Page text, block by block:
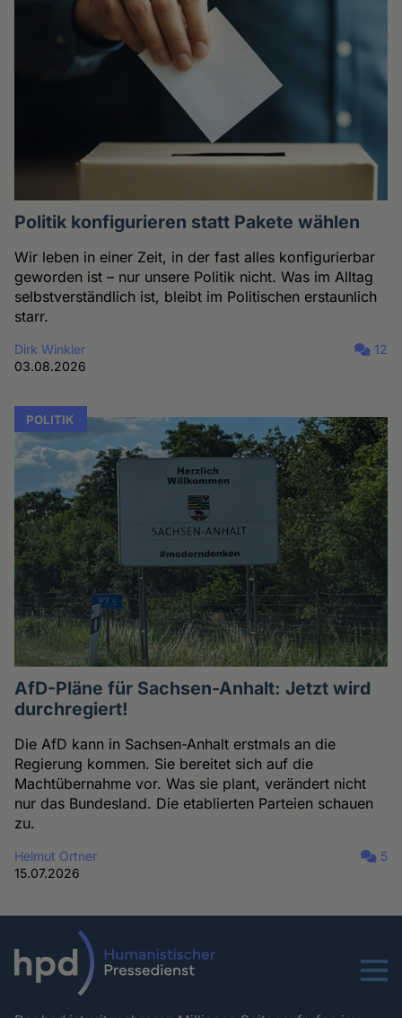
Politik konfigurieren statt Pakete wählen
Wir leben in einer Zeit, in der fast alles konfigurierbar
geworden ist – nur unsere Politik nicht. Was im Alltag
selbstverständlich ist, bleibt im Politischen erstaunlich
starr.
Dirk Winkler
03.08.2026
12
POLITIK
AfD-Pläne für Sachsen-Anhalt: Jetzt wird
durchregiert!
Die AfD kann in Sachsen-Anhalt erstmals an die
Regierung kommen. Sie bereitet sich auf die
Machtübernahme vor. Was sie plant, verändert nicht
nur das Bundesland. Die etablierten Parteien schauen
zu.
Helmut Ortner
15.07.2026
5
Menu